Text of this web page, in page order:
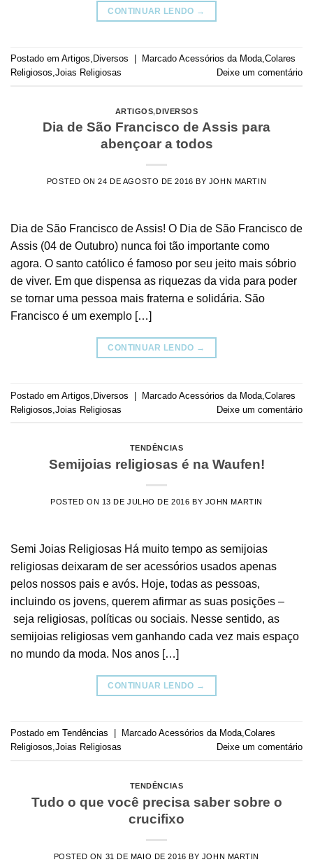
CONTINUAR LENDO →
Postado em Artigos Diversos Marcado Acessórios da Moda Colares
Religiosos Joias Religiosas Deixe um comentário
ARTIGOS,DIVERSOS
Dia de São Francisco de Assis para
abençoar a todos
POSTED ON24 DE AGOSTO DE 2016 BY JOHN MARTIN
Dia de São Francisco de Assis! O Dia de São Francisco de
Assis (04 de Outubro) nunca foi tão importante como
agora. O santo católico é famoso por seu jeito mais sóbrio
de viver. Em que dispensa as riquezas da vida para poder
se tornar uma pessoa mais fraterna e solidária. São
Francisco é um exemplo […]
CONTINUAR LENDO →
Postado em Artigos Diversos | Marcado Acessórios da Moda Colares
Religiosos Joias Religiosas Deixe um comentário
TENDÊNCIAS
Semijoias religiosas é na Waufen!
POSTED ON 13 DE JULHO DE 2016 BY JOHN MARTIN
Semi Joias Religiosas Há muito tempo as semijoias
religiosas deixaram de ser acessórios usados apenas
pelos nossos pais e avós. Hoje, todas as pessoas,
incluindo os jovens, querem afirmar as suas posições –
seja religiosas, políticas ou sociais. Nesse sentido, as
semijoias religiosas vem ganhando cada vez mais espaço
no mundo da moda. Nos anos […]
CONTINUAR LENDO →
Postado em Tendências Marcado Acessórios da Moda,Colares
Religiosos,Joias Religiosas Deixe um comentário
TENDÊNCIAS
Tudo o que você precisa saber sobre o
crucifixo
POSTED ON 31 DE MAIO DE 2016 BY JOHN MARTIN